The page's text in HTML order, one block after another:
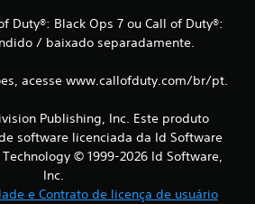
Duty®: Black Ops 7 ou Call of Duty®:
/ baixado separadamente.
acesse www.callofduty.com/br/pt.
Publishing, Inc. Este produto
software licenciada da Id Software
© 1999-2026 Id Software,
Inc.
e Contrato de licença de usuário